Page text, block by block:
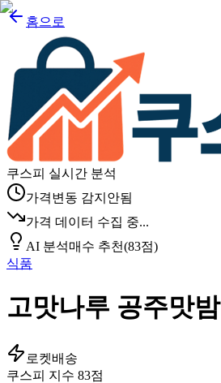
홈으로
쿠스피 실시간 분석
가격변동 감지안됨
가격 데이터 수집 중...
AI 분석매수 추천(83점)
식품
고맛나루 공주맛밤
로켓배송
쿠스피 지수 83점